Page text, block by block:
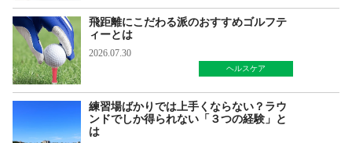
飛距離にこだわる派のおすすめゴルフテ
ィーとは
2026.07.30
ヘルスケア
練習場ばかりでは上手くならない？ラウ
ンドでしか得られない「３つの経験」と
は